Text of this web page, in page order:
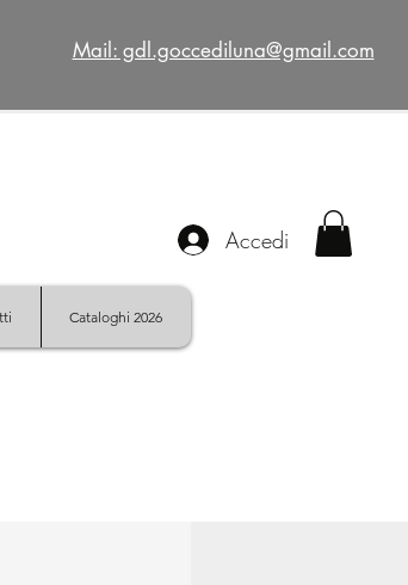
Mail: gdl.goccediluna@gmail.com
Cataloghi 2026
Accedi